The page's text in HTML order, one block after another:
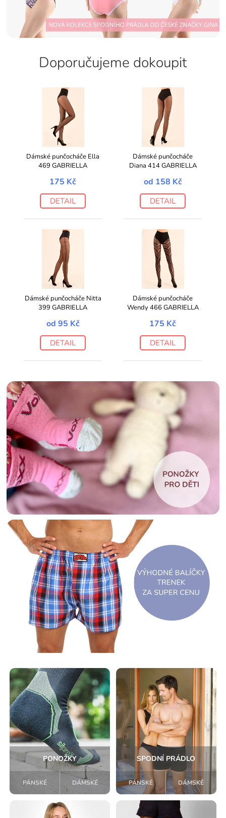
Doporučujeme dokoupit
Dámské punčocháče Ella
469 GABRIELLA
175 Kč
DETAIL
Dámské punčocháče
Diana 414 GABRIELLA
od 158 Kč
DETAIL
Dámské punčocháče Nitta
399 GABRIELLA
od 95 Kč
DETAIL
Dámské punčocháče
Wendy 466 GABRIELLA
175 Kč
DETAIL
PONOŽKY
PÁNSKÉ DÁMSKÉ
SPODNÍ PRÁDLO
PÁNSKÉ DÁMSKÉ